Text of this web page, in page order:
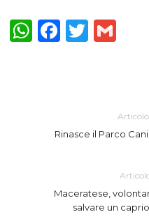
WhatsApp
Facebook
Twitter
Rinasce il Parco
Maceratese,
salvare un